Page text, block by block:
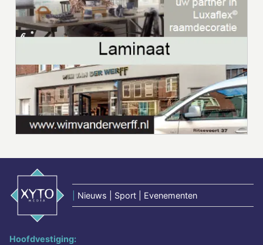
Nieuws | Sport | Evenementen
Hoofdvestiging: